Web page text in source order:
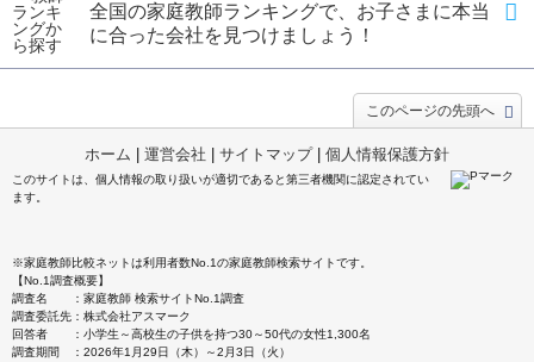
全国の家庭教師ランキングで、お子さまに本当
に合った会社を見つけましょう！
このページの先頭へ
ホーム 運営会社 サイトマップ| 個人情報保護方針
このサイトは、個人情報の取り扱いが適切であると第三者機関に認定されてい
ます。
※家庭教師比較ネットは利用者数No.1の家庭教師検索サイトです。
【No.1調査概要】
調査名 ：家庭教師 検索サイトNo.1調査
調査委託先：株式会社アスマーク
回答者 ：小学生～高校生の子供を持つ30～50代の女性1,300名
調査期間 ：2026年1月29日（木）～2月3日（火）